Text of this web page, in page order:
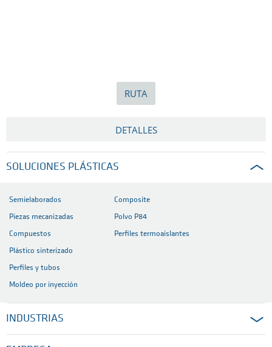
RUTA
DETALLES
SOLUCIONES PLÁSTICAS
Semielaborados
Piezas mecanizadas
Compuestos
Plástico sinterizado
Perfiles y tubos
Moldeo por inyección
Composite
Polvo P84
Perfiles termoaislantes
INDUSTRIAS